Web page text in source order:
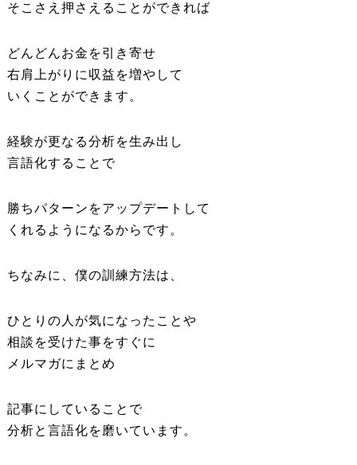
そこさえ押さえることができれば
どんどんお金を引き寄せ
右肩上がりに収益を増やして
いくことができます。
経験が更なる分析を生み出し
言語化することで
勝ちパターンをアップデートして
くれるようになるからです。
ちなみに、僕の訓練方法は、
ひとりの人が気になったことや
相談を受けた事をすぐに
メルマガにまとめ
記事にしていることで
分析と言語化を磨いています。